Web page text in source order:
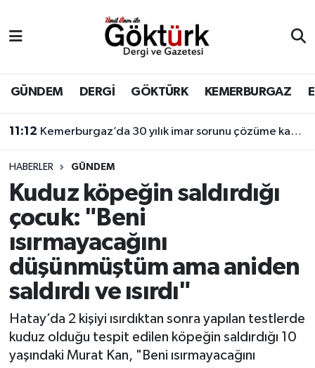
GÜNDEM DERGİ GÖKTÜRK KEMERBURGAZ
11:12 Kemerburgaz’da 30 yılık imar sorunu çözüme kavuşuyor
HABERLER GÜNDEM
Kuduz köpeğin saldırdığı
çocuk: "Beni
ısırmayacağını
düşünmüştüm ama aniden
saldırdı ve ısırdı"
Hatay’da 2 kişiyi ısırdıktan sonra yapılan testlerde
kuduz olduğu tespit edilen köpeğin saldırdığı 10
yaşındaki Murat Kan, "Beni ısırmayacağını
BİLİM
DERGİ
DÜNYA
EĞİTİM
GÖKTÜRK
KEMERBURGAZ
Eyüpsultan Hava Durumu
Eyüpsultan Trafik Yoğunluk Haritası
Süper Lig Puan Durumu ve Fikstür
Tüm Manşetler
Son Dakika Haberleri